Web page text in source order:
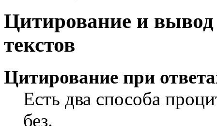
Цитирование и
текстов
Цитирование при
Есть два способа
без.